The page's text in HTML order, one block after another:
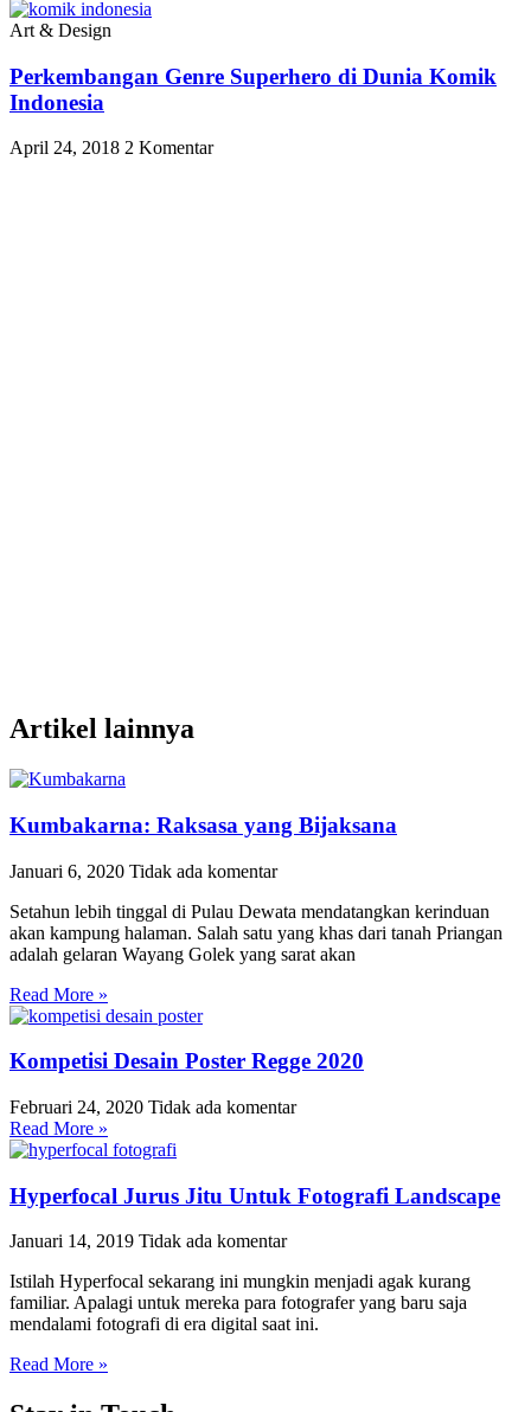
Art & Design
Perkembangan Genre Superhero di Dunia Komik
Indonesia
April 24, 2018 2 Komentar
Artikel lainnya
Kumbakarna: Raksasa yang Bijaksana
Januari 6, 2020 Tidak ada komentar
Setahun lebih tinggal di Pulau Dewata mendatangkan kerinduan
akan kampung halaman. Salah satu yang khas dari tanah Priangan
adalah gelaran Wayang Golek yang sarat akan
Read More »
Kompetisi Desain Poster Regge 2020
Februari 24, 2020 Tidak ada komentar
Read More »
Hyperfocal Jurus Jitu Untuk Fotografi Landscape
Januari 14, 2019 Tidak ada komentar
Istilah Hyperfocal sekarang ini mungkin menjadi agak kurang
familiar. Apalagi untuk mereka para fotografer yang baru saja
mendalami fotografi di era digital saat ini.
Read More »